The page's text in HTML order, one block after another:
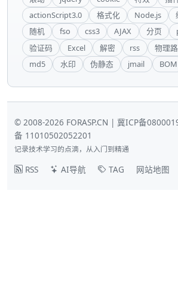
actionScript3.0
格式化 Node.js
随机
fso css3 AJAX 分页
验证码
Excel 解密 rss 物理
md5
水印 伪静态 jmail BOM
© 2008-2026 FORASP.CN | 冀ICP备
备 11010502052201
记录技术学习的点滴，从入门到精通
RSS AI导航 TAG 网站地图